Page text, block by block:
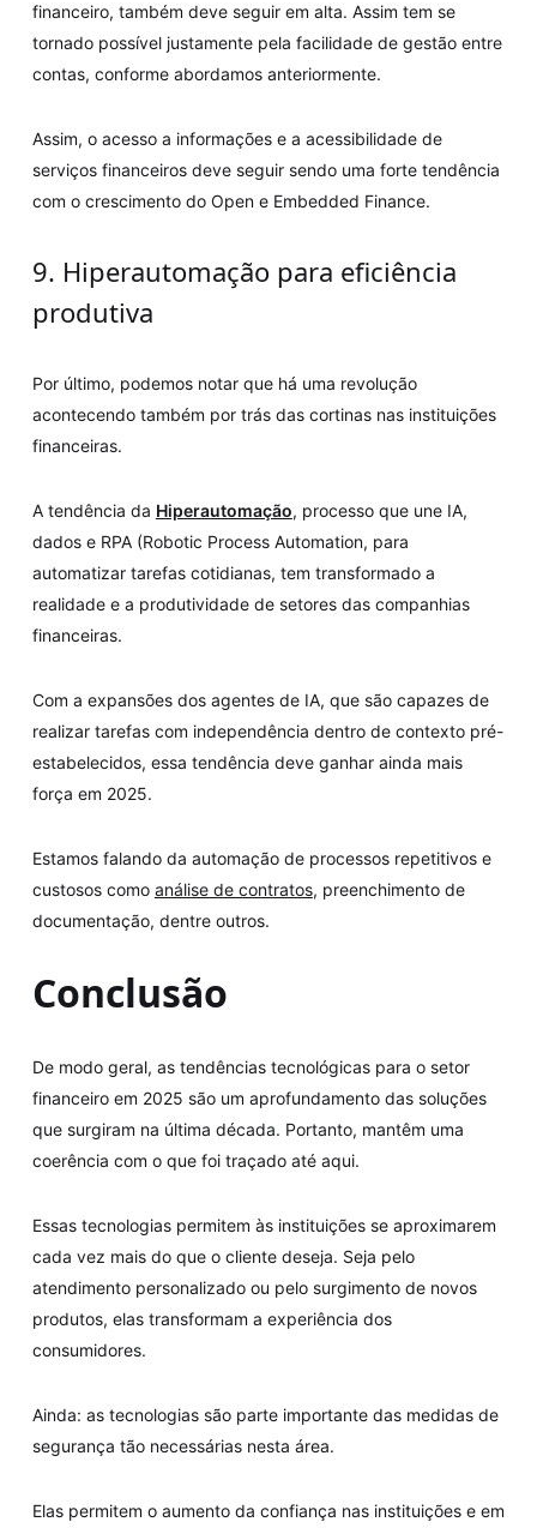
financeiro, também deve seguir em alta. Assim tem se
tornado possível justamente pela facilidade de gestão entre
contas, conforme abordamos anteriormente.
Assim, o acesso a informações e a acessibilidade de
serviços financeiros deve seguir sendo uma forte tendência
com o crescimento do Open e Embedded Finance.
9. Hiperautomação para eficiência
produtiva
Por último, podemos notar que há uma revolução
acontecendo também por trás das cortinas nas instituições
financeiras.
A tendência da Hiperautomação, processo que une IA,
dados e RPA (Robotic Process Automation, para
automatizar tarefas cotidianas, tem transformado a
realidade e a produtividade de setores das companhias
financeiras.
Com a expansões dos agentes de IA, que são capazes de
realizar tarefas com independência dentro de contexto pré-
estabelecidos, essa tendência deve ganhar ainda mais
força em 2025.
Estamos falando da automação de processos repetitivos e
custosos como análise de contratos, preenchimento de
documentação, dentre outros.
Conclusão
De modo geral, as tendências tecnológicas para o setor
financeiro em 2025 são um aprofundamento das soluções
que surgiram na última década. Portanto, mantêm uma
coerência com o que foi traçado até aqui.
Essas tecnologias permitem às instituições se aproximarem
cada vez mais do que o cliente deseja. Seja pelo
atendimento personalizado ou pelo surgimento de novos
produtos, elas transformam a experiência dos
consumidores.
Ainda: as tecnologias são parte importante das medidas de
segurança tão necessárias nesta área.
Elas permitem o aumento da confiança nas instituições e em